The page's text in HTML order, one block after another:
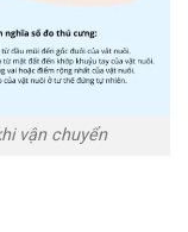
vận chuyển